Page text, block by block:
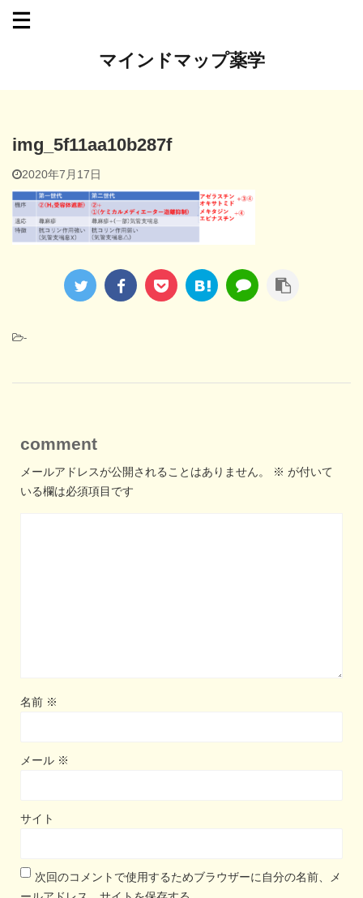
マインドマップ薬学
img_5f11aa10b287f
2020年7月17日
-
comment
メールアドレスが公開されることはありません。 ※ が付いて
いる欄は必須項目です
名前 ※
メール ※
サイト
次回のコメントで使用するためブラウザーに自分の名前、メ